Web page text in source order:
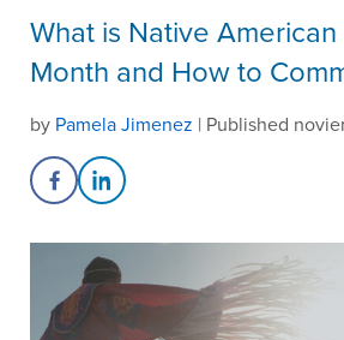
What is Native
Month and How to
by Pamela Jimenez | Published
Share on Facebook
Share on LinkedIn